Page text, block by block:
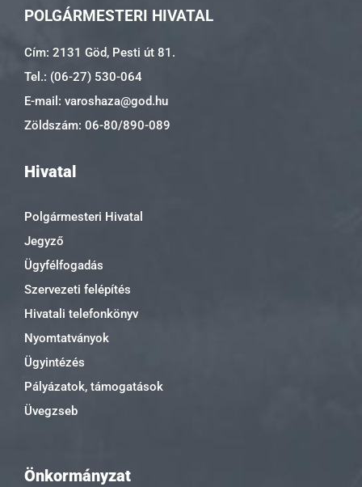
POLGÁRMESTERI HIVATAL
Cím: 2131 Göd, Pesti út 81.
Tel.: (06-27) 530-064
E-mail: varoshaza@god.hu
Zöldszám: 06-80/890-089
Hivatal
Polgármesteri Hivatal
Jegyző
Ügyfélfogadás
Szervezeti felépítés
Hivatali telefonkönyv
Nyomtatványok
Ügyintézés
Pályázatok, támogatások
Üvegzseb
Önkormányzat